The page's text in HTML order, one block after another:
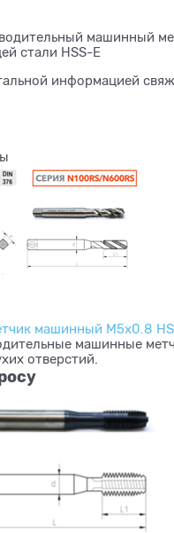
машинный
стали HSS-E
информацией
машинный M5x0.8
машинные
отверстий.